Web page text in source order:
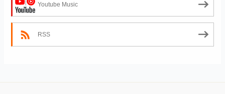
Youtube Music
RSS